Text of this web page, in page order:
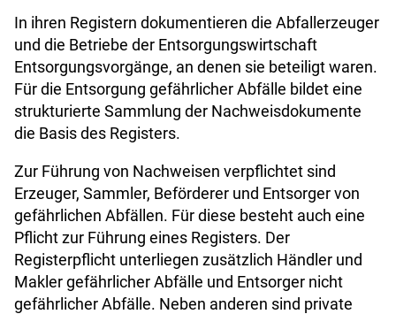
In ihren Registern dokumentieren die Abfallerzeuger
und die Betriebe der Entsorgungswirtschaft
Entsorgungsvorgänge, an denen sie beteiligt waren.
Für die Entsorgung gefährlicher Abfälle bildet eine
strukturierte Sammlung der Nachweisdokumente
die Basis des Registers.
Zur Führung von Nachweisen verpflichtet sind
Erzeuger, Sammler, Beförderer und Entsorger von
gefährlichen Abfällen. Für diese besteht auch eine
Pflicht zur Führung eines Registers. Der
Registerpflicht unterliegen zusätzlich Händler und
Makler gefährlicher Abfälle und Entsorger nicht
gefährlicher Abfälle. Neben anderen sind private